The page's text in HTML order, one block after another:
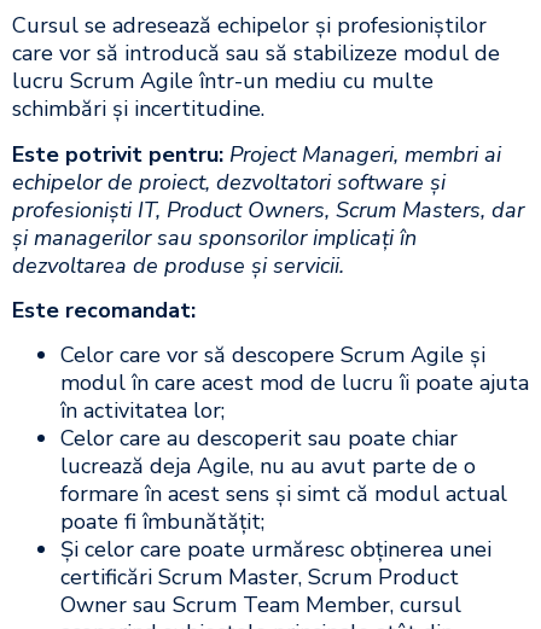
Cursul se adresează echipelor și profesioniștilor
care vor să introducă sau să stabilizeze modul de
lucru Scrum Agile într-un mediu cu multe
schimbări și incertitudine.
Este potrivit pentru: Project Manageri, membri ai
echipelor de proiect, dezvoltatori software și
profesioniști IT, Product Owners, Scrum Masters, dar
și managerilor sau sponsorilor implicați în
dezvoltarea de produse și servicii.​
Este recomandat:
Celor care vor să descopere Scrum Agile și
modul în care acest mod de lucru îi poate ajuta
în activitatea lor;
Celor care au descoperit sau poate chiar
lucrează deja Agile, nu au avut parte de o
formare în acest sens și simt că modul actual
poate fi îmbunătățit;
Și celor care poate urmăresc obținerea unei
certificări Scrum Master, Scrum Product
Owner sau Scrum Team Member, cursul